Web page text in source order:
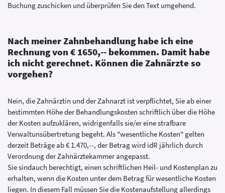
Buchung zuschicken und überprüfen Sie den Text umgehend.
Nach meiner Zahnbehandlung habe ich eine
Rechnung von € 1650,-- bekommen. Damit habe
ich nicht gerechnet. Können die Zahnärzte so
vorgehen?
Nein, die Zahnärztin und der Zahnarzt ist verpflichtet, Sie ab einer
bestimmten Höhe der Behandlungskosten schriftlich über die Höhe
der Kosten aufzuklären, widrigenfalls sie/er eine strafbare
Verwaltunsübertretung begeht. Als "wesentliche Kosten" gelten
derzeit Beträge ab € 1.470,--, der Betrag wird idR jährlich durch
Verordnung der Zahnärztekammer angepasst.
Sie sindauch berechtigt, einen schriftlichen Heil- und Kostenplan zu
erhalten, wenn die Kosten unter dem Betrag für wesentliche Kosten
liegen. In diesem Fall müssen Sie die Kostenaufstellung allerdings